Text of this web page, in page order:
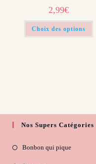
2,99€
Choix des options
Nos Supers Catégories
Bonbon qui pique